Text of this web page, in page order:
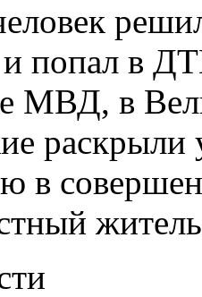
и попал в
МВД, в
в